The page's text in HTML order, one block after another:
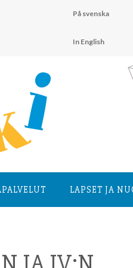
På svenska
In English
LAPSET JA